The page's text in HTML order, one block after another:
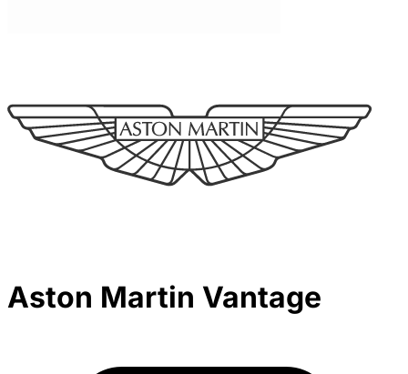
Aston Martin Vantage